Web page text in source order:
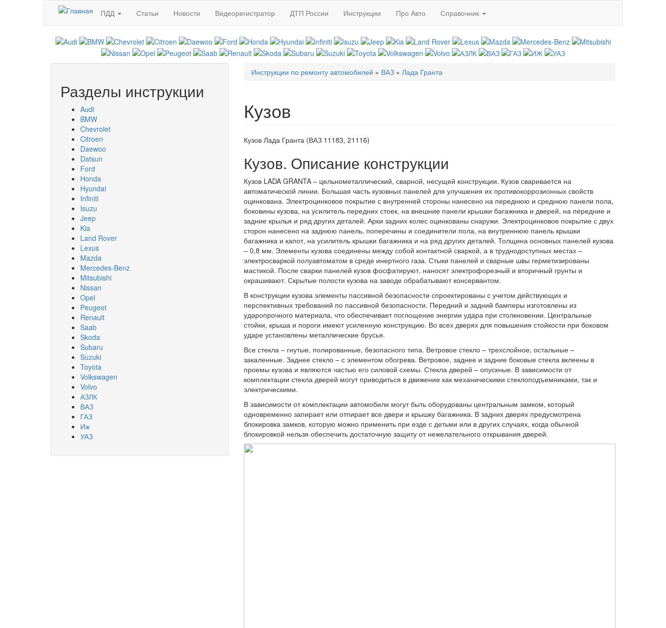
Перейти к основному содержанию
ПДД
Статьи Новости Видеорегистратор ДТП России Инструкции Про Авто Справочник
Разделы инструкции
Audi
BMW
Chevrolet
Citroen
Daewoo
Datsun
Ford
Honda
Hyundai
Infiniti
Isuzu
Jeep
Kia
Land Rover
Lexus
Mazda
Mercedes-Benz
Mitsubishi
Nissan
Opel
Peugeot
Renault
Saab
Skoda
Subaru
Suzuki
Toyota
Volkswagen
Volvo
АЗЛК
ВАЗ
ГАЗ
Иж
УАЗ
Вы здесь
Инструкции по ремонту автомобилей » ВАЗ » Лада Гранта
Кузов
Кузов Лада Гранта (ВАЗ 11183, 21116)
Кузов. Описание конструкции
Кузов LADA GRANTA – цельнометаллический, сварной, несущей конструкции. Кузов сваривается на
автоматической линии. Большая часть кузовных панелей для улучшения их противокоррозионных свойств
оцинкована. Электроцинковое покрытие с внутренней стороны нанесено на переднюю и среднюю панели пола,
боковины кузова, на усилитель передних стоек, на внешние панели крышки багажника и дверей, на передние и
задние крылья и ряд других деталей. Арки задних колес оцинкованы снаружи. Электроцинковое покрытие с двух
сторон нанесено на заднюю панель, поперечины и соединители пола, на внутреннюю панель крышки
багажника и капот, на усилитель крышки багажника и на ряд других деталей. Толщина основных панелей кузова
– 0,8 мм. Элементы кузова соединены между собой контактной сваркой, а в труднодоступных местах –
электросваркой полуавтоматом в среде инертного газа. Стыки панелей и сварные швы герметизированы
мастикой. После сварки панелей кузов фосфатируют, наносят электрофорезный и вторичный грунты и
окрашивают. Скрытые полости кузова на заводе обрабатывают консервантом.
В конструкции кузова элементы пассивной безопасности спроектированы с учетом действующих и
перспективных требований по пассивной безопасности. Передний и задний бамперы изготовлены из
ударопрочного материала, что обеспечивает поглощение энергии удара при столкновении. Центральные
стойки, крыша и пороги имеют усиленную конструкцию. Во всех дверях для повышения стойкости при боковом
ударе установлены металлические брусья.
Все стекла – гнутые, полированные, безопасного типа. Ветровое стекло – трехслойное, остальные –
закаленные. Заднее стекло – с элементом обогрева. Ветровое, заднее и задние боковые стекла вклеены в
проемы кузова и являются частью его силовой схемы. Стекла дверей – опускные. В зависимости от
комплектации стекла дверей могут приводиться в движение как механическими стеклоподъемниками, так и
электрическими.
В зависимости от комплектации автомобили могут быть оборудованы центральным замком, который
одновременно запирает или отпирает все двери и крышку багажника. В задних дверях предусмотрена
блокировка замков, которую можно применить при езде с детьми или в других случаях, когда обычной
блокировкой нельзя обеспечить достаточную защиту от нежелательного открывания дверей.